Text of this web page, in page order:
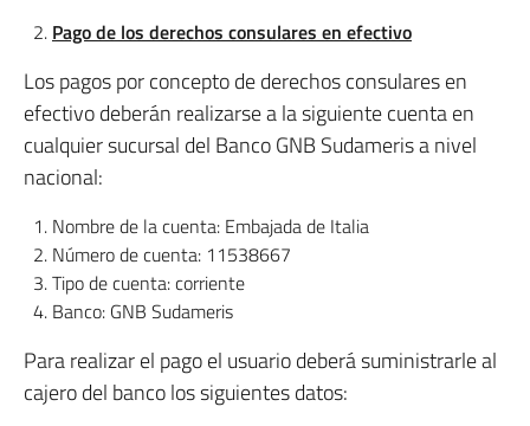
Pago de los derechos consulares en efectivo
Los pagos por concepto de derechos consulares en
efectivo deberán realizarse a la siguiente cuenta en
cualquier sucursal del Banco GNB Sudameris a nivel
nacional:
Nombre de la cuenta: Embajada de Italia
Número de cuenta: 11538667
Tipo de cuenta: corriente
Banco: GNB Sudameris
Para realizar el pago el usuario deberá suministrarle al
cajero del banco los siguientes datos: